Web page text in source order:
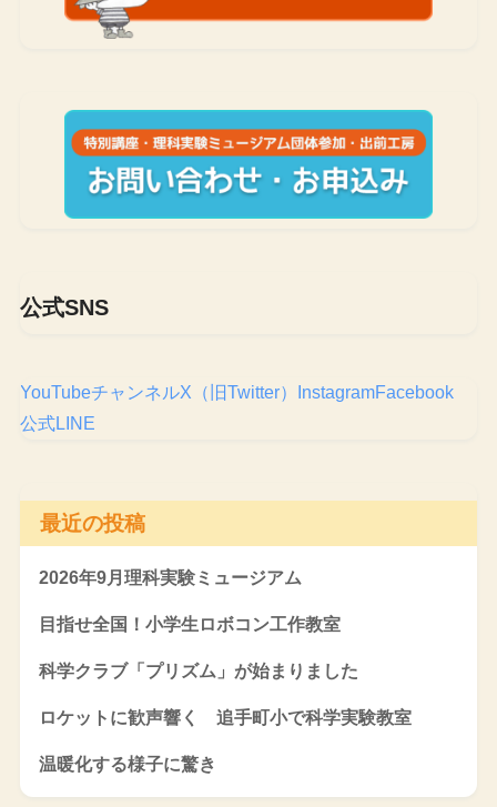
公式SNS
YouTubeチャンネルX（旧Twitter） InstagramFacebook
公式LINE
最近の投稿
2026年9月理科実験ミュージアム
目指せ全国！小学生ロボコン工作教室
科学クラブ「プリズム」が始まりました
ロケットに歓声響く 追手町小で科学実験教室
温暖化する様子に驚き